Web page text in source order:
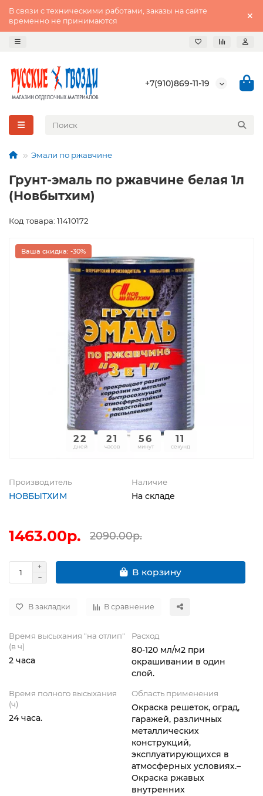
В связи с техническими работами, заказы на сайте
временно не принимаются
+7(910)869-11-19
Эмали по ржавчине
Грунт-эмаль по ржавчине белая 1л
(Новбытхим)
Код товара: 11410172
Ваша скидка: -30%
22
дней
21
часов
56
минут
11
секунд
Производитель
НОВБЫТХИМ
Наличие
На складе
1463.00р. 2090.00р.
В корзину
В закладки В сравнение
Время высыхания "на отлип"
(в ч)
2 часа
Расход
80-120 мл/м2 при
окрашивании в один
слой.
Время полного высыхания
(ч)
24 часа.
Область применения
Окраска решеток, оград,
гаражей, различных
металлических
конструкций,
эксплуатирующихся в
атмосферных условиях.–
Окраска ржавых
внутренних